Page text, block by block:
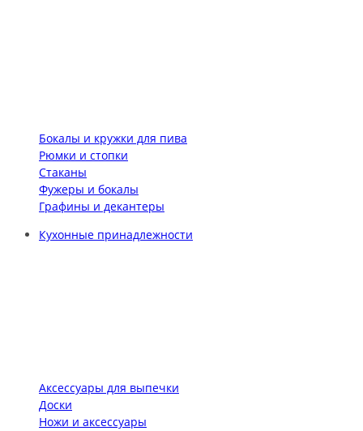
Бокалы и кружки для пива
Рюмки и стопки
Стаканы
Фужеры и бокалы
Графины и декантеры
Кухонные принадлежности
Аксессуары для выпечки
Доски
Ножи и аксессуары